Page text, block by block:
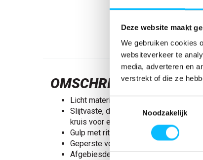
Deze website maakt
We gebruiken cookies
websiteverkeer te
media, adverteren en
verstrekt of die ze
Toestemmingsselectie
Noodzakelijk
OMSCHRIJVING
Licht materiaal.
Slijtvaste, drievoudig gestikte naden
kruis voor een extra lange levensduur.
Gulp met rits.
Geperste vouw.
Afgebiesde achterzakken met knoop.